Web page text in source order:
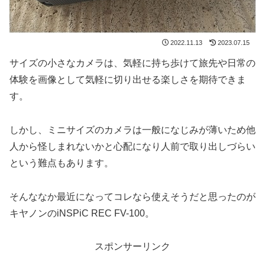
2022.11.13 2023.07.15
サイズの小さなカメラは、気軽に持ち歩けて旅先や日常の
体験を画像として気軽に切り出せる楽しさを期待できま
す。
しかし、ミニサイズのカメラは一般になじみが薄いため他
人から怪しまれないかと心配になり人前で取り出しづらい
という難点もあります。
そんななか最近になってコレなら使えそうだと思ったのが
キヤノンのiNSPiC REC FV-100。
スポンサーリンク